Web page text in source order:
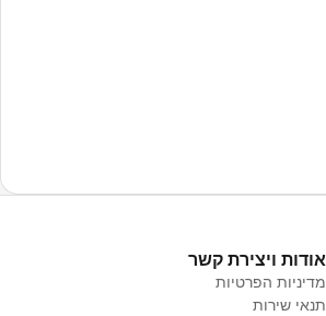
אודות ויצירת קשר
מדיניות הפרטיות
תנאי שירות